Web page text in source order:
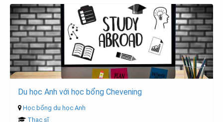
Du học Anh với học bổng Chevening
Học bổng du học Anh
Thạc sĩ